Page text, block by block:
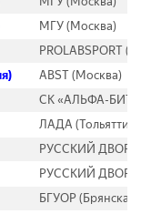
МГУ (Москва)
PROLABSPORT
ABST (Москва)
СК «АЛЬФА-
ЛАДА (Тольятти)
РУССКИЙ ДВОР
РУССКИЙ ДВОР
БГУОР (Брянская